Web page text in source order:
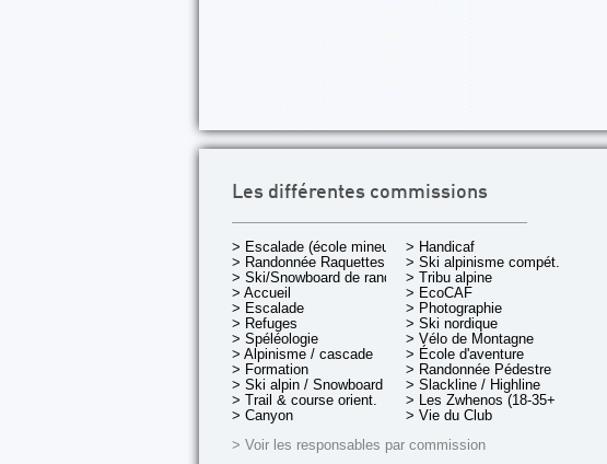
Les différentes commissions
> Escalade (école mineurs)
> Randonnée Raquettes
> Ski/Snowboard de rando.
> Accueil
> Escalade
> Refuges
> Spéléologie
> Alpinisme / cascade
> Formation
> Ski alpin / Snowboard
> Trail & course orient.
> Canyon
> Handicaf
> Ski alpinisme compét.
> Tribu alpine
> EcoCAF
> Photographie
> Ski nordique
> Vélo de Montagne
> École d'aventure
> Randonnée Pédestre
> Slackline / Highline
> Les Zwhenos (18-35+ ans)
> Vie du Club
> Voir les responsables par commission